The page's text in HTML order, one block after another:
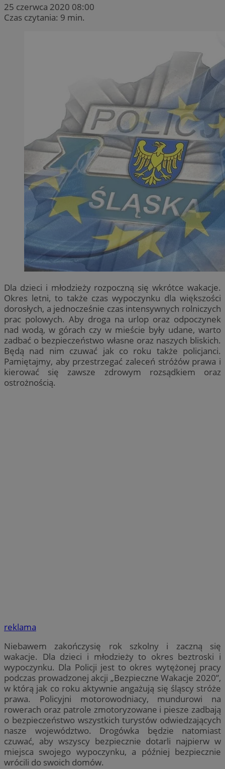
25 czerwca 2020 08:00
Czas czytania: 9 min.
Dla dzieci i młodzieży rozpoczną się wkrótce wakacje.
Okres letni, to także czas wypoczynku dla większości
dorosłych, a jednocześnie czas intensywnych rolniczych
prac polowych. Aby droga na urlop oraz odpoczynek
nad wodą, w górach czy w mieście były udane, warto
zadbać o bezpieczeństwo własne oraz naszych bliskich.
Będą nad nim czuwać jak co roku także policjanci.
Pamiętajmy, aby przestrzegać zaleceń stróżów prawa i
kierować się zawsze zdrowym rozsądkiem oraz
ostrożnością.
reklama
Niebawem zakończysię rok szkolny i zaczną się
wakacje. Dla dzieci i młodzieży to okres beztroski i
wypoczynku. Dla Policji jest to okres wytężonej pracy
podczas prowadzonej akcji „Bezpieczne Wakacje 2020”,
w którą jak co roku aktywnie angażują się śląscy stróże
prawa. Policyjni motorowodniacy, mundurowi na
rowerach oraz patrole zmotoryzowane i piesze zadbają
o bezpieczeństwo wszystkich turystów odwiedzających
nasze województwo. Drogówka będzie natomiast
czuwać, aby wszyscy bezpiecznie dotarli najpierw w
miejsca swojego wypoczynku, a później bezpiecznie
wrócili do swoich domów.